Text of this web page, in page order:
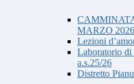
MARZO 2026
Lezioni
Laboratorio
a.s.25/26
Distretto